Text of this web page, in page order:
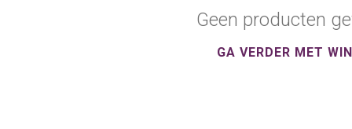
Geen producten
GA VERDER MET